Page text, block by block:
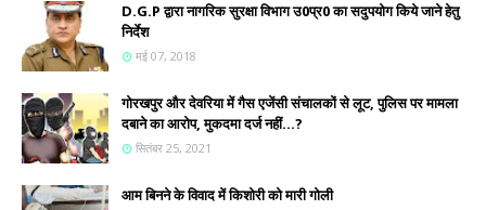
D.G.P द्वारा नागरिक सुरक्षा विभाग उ0प्र0 का सदुपयोग किये जाने हेतु
निर्देश
मई 07, 2018
गोरखपुर और देवरिया में गैस एजेंसी संचालकों से लूट, पुलिस पर मामला
दबाने का आरोप, मुकदमा दर्ज नहीं...?
सितंबर 25, 2021
आम बिनने के विवाद में किशोरी को मारी गोली